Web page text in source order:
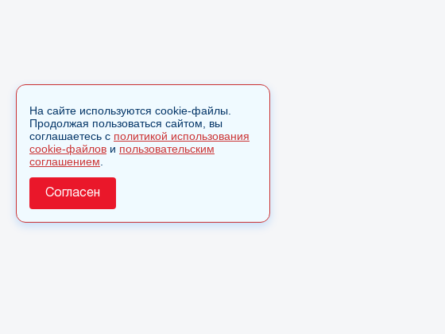
На сайте используются cookie-файлы.
Продолжая пользоваться сайтом, вы
соглашаетесь с политикой использования
cookie-файлов и пользовательским
соглашением
Согласен